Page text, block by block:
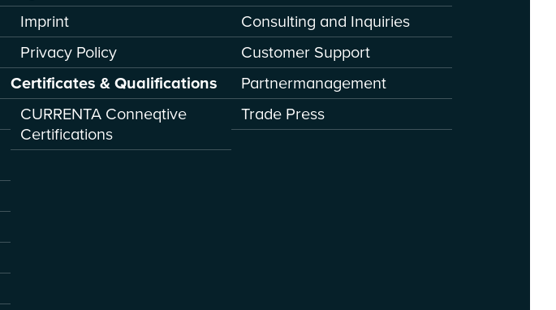
Imprint
Privacy Policy
Certificates & Qualifications
CURRENTA Conneqtive
Certifications
Consulting and Inquiries
Customer Support
Partnermanagement
Trade Press